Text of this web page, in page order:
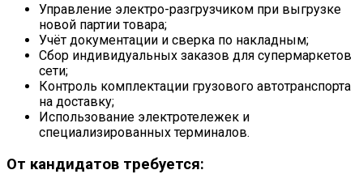
Управление электро-разгрузчиком при выгрузке
новой партии товара;
Учёт документации и сверка по накладным;
Сбор индивидуальных заказов для супермаркетов
сети;
Контроль комплектации грузового автотранспорта
на доставку;
Использование электротележек и
специализированных терминалов.
От кандидатов требуется: